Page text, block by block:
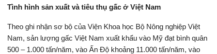
Tình hình sản xuất và tiêu thụ gấc ở Việt Nam
Theo ghi nhận sơ bộ của Viện Khoa học Bộ Nông nghiệp Việt
Nam, sản lượng gấc Việt Nam xuất khẩu vào Mỹ đạt bình quân
500 – 1.000 tấn/năm, vào Ấn Độ khoảng 11.000 tấn/năm, vào